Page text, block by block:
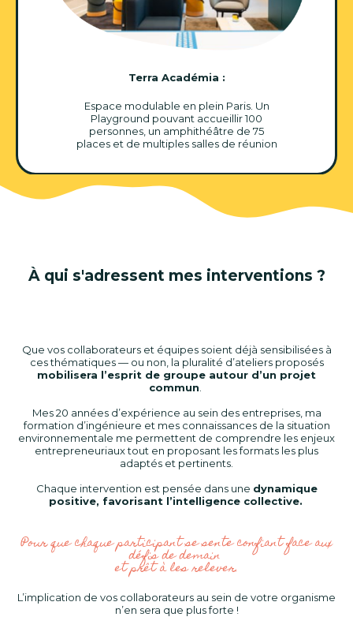
Terra Académia :
Espace modulable en plein Paris. Un
Playground pouvant accueillir 100
personnes, un amphithéâtre de 75
places et de multiples salles de réunion
À qui s'adressent mes interventions ?
Que vos collaborateurs et équipes soient déjà sensibilisées à
ces thématiques — ou non, la pluralité d’ateliers proposés
mobilisera l’esprit de groupe autour d’un projet
commun
Mes 20 années d’expérience au sein des entreprises, ma
formation d’ingénieure et mes connaissances de la situation
environnementale me permettent de comprendre les enjeux
entrepreneuriaux tout en proposant les formats les plus
adaptés et pertinents.
Chaque intervention est pensée dans une dynamique
positive, favorisant l’intelligence collective.
Pour que chaque participant se sente confiant face aux
défis de demain
et prêt à les relever.
L’implication de vos collaborateurs au sein de votre organisme
n’en sera que plus forte !